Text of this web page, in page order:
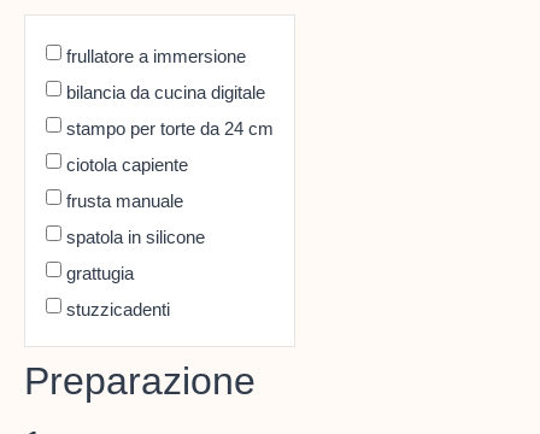
frullatore a immersione
bilancia da cucina digitale
stampo per torte da 24 cm
ciotola capiente
frusta manuale
spatola in silicone
grattugia
stuzzicadenti
Preparazione